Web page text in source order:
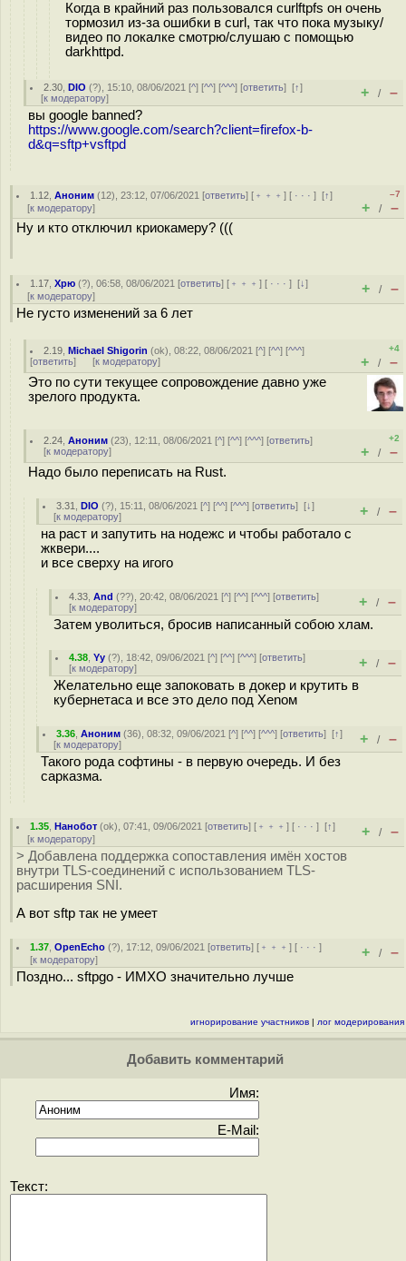
Когда в крайний раз пользовался curlftpfs он очень
тормозил из-за ошибки в curl, так что пока музыку/
видео по локалке смотрю/слушаю с помощью
darkhttpd.
2.30 ,DIO (?), 15:10, 08/06/2021 [^] [^^] [^^^] [ответить][↑]
[к модератору] + / –
вы google banned?
https://www.google.com/search?client=firefox-b-
d&q=sftp+vsftpd
1.12 ,Аноним (12), 23:12, 07/06/2021 [ответить] [ ﹢﹢﹢] [ · · ·][↑]
[к модератору]
–7
+ / –
Ну и кто отключил криокамеру? (((
1.17 ,Хрю (?), 06:58, 08/06/2021 [ответить] [ ﹢﹢﹢] [ · · ·][↓]
[к модератору] + / –
Не густо изменений за 6 лет
2.19 ,Michael Shigorin (ok), 08:22, 08/06/2021 [^] [^^] [^^^]
[ответить] [к модератору]
+4
+ / –
Это по сути текущее сопровождение давно уже
зрелого продукта.
2.24 ,Аноним (23), 12:11, 08/06/2021 [^] [^^] [^^^] [ответить]
[к модератору]
+2
+ / –
Надо было переписать на Rust.
3.31 ,DIO (?), 15:11, 08/06/2021 [^] [^^] [^^^] [ответить][↓]
[к модератору] + / –
на раст и запутить на нодежс и чтобы работало с
жквери....
и все сверху на игого
4.33 ,And (??), 20:42, 08/06/2021 [^] [^^] [^^^] [ответить]
[к модератору] + / –
Затем уволиться, бросив написанный собою хлам.
4.38 ,Yy (?), 18:42, 09/06/2021 [^] [^^] [^^^] [ответить]
[к модератору] + / –
Желательно еще запоковать в докер и крутить в
кубернетаса и все это дело под Xenом
3.36 ,Аноним (36), 08:32, 09/06/2021 [^] [^^] [^^^] [ответить][↑]
[к модератору] + / –
Такого рода софтины - в первую очередь. И без
сарказма.
1.35 ,Нанобот (ok), 07:41, 09/06/2021 [ответить] [ ﹢﹢﹢] [ · · ·][↑]
[к модератору] + / –
> Добавлена поддержка сопоставления имён хостов
внутри TLS-соединений с использованием TLS-
расширения SNI.
А вот sftp так не умеет
1.37 ,OpenEcho (?), 17:12, 09/06/2021 [ответить] [ ﹢﹢﹢] [ · · ·]
[к модератору] + / –
Поздно... sftpgo - ИМХО значительно лучше
игнорирование участников | лог модерирования
Добавить комментарий
Имя:
E-Mail:
Текст: